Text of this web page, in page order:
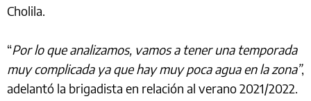
Cholila.
“Por lo que analizamos, vamos a tener una temporada
muy complicada ya que hay muy poca agua en la zona”,
adelantó la brigadista en relación al verano 2021/2022.